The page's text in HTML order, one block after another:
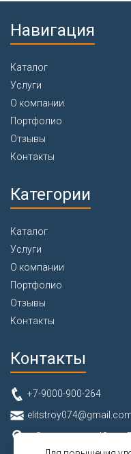
Навигация
Каталог
Услуги
О компании
Портфолио
Отзывы
Контакты
Категории
Каталог
Услуги
О компании
Портфолио
Отзывы
Контакты
Контакты
+7-9000-900-264
г. Златоуст, ул. 40 лет